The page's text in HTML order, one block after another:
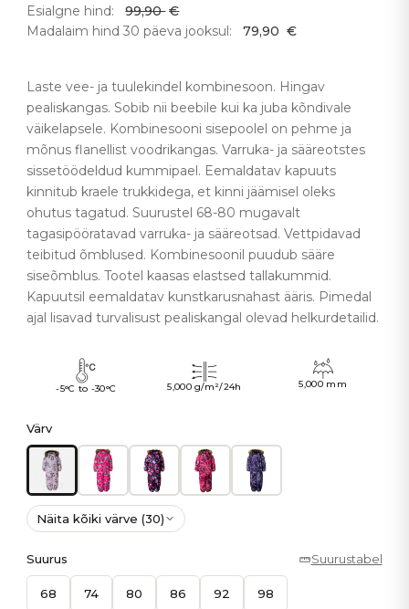
Esialgne hind: 99,90 €
Madalaim hind 30 päeva jooksul:
79,90 €
Laste vee- ja tuulekindel kombinesoon. Hingav
pealiskangas. Sobib nii beebile kui ka juba kõndivale
väikelapsele. Kombinesooni sisepoolel on pehme ja
mõnus flanellist voodrikangas. Varruka- ja sääreotstes
sissetöödeldud kummipael. Eemaldatav kapuuts
kinnitub kraele trukkidega, et kinni jäämisel oleks
ohutus tagatud. Suurustel 68-80 mugavalt
tagasipööratavad varruka- ja sääreotsad. Vettpidavad
teibitud õmblused. Kombinesoonil puudub sääre
siseõmblus. Tootel kaasas elastsed tallakummid.
Kapuutsil eemaldatav kunstkarusnahast ääris. Pimedal
ajal lisavad turvalisust pealiskangal olevad helkurdetailid.
-5°C to -30°C 5,000 g/m²/24h 5,000 mm
Värv
Näita kõiki värve (30)
Suurus Suurustabel
68 74 80 86 92 98